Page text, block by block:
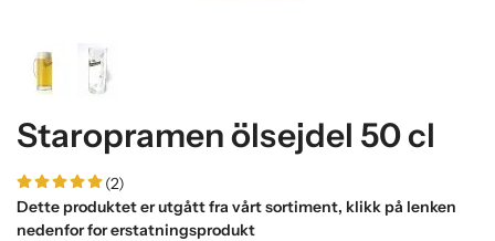
Staropramen ölsejdel 50 cl
(2)
Dette produktet er utgått fra vårt sortiment, klikk på lenken
nedenfor for erstatningsprodukt